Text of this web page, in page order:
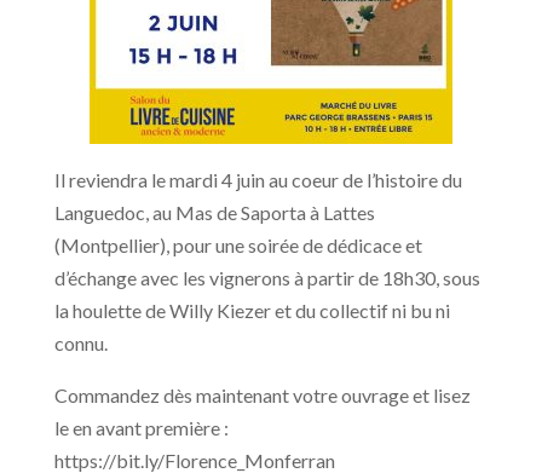
Il reviendra le mardi 4 juin au coeur de l’histoire du
Languedoc, au Mas de Saporta à Lattes
(Montpellier), pour une soirée de dédicace et
d’échange avec les vignerons à partir de 18h30, sous
la houlette de Willy Kiezer et du collectif ni bu ni
connu.
Commandez dès maintenant votre ouvrage et lisez
le en avant première :
https://bit.ly/Florence_Monferran